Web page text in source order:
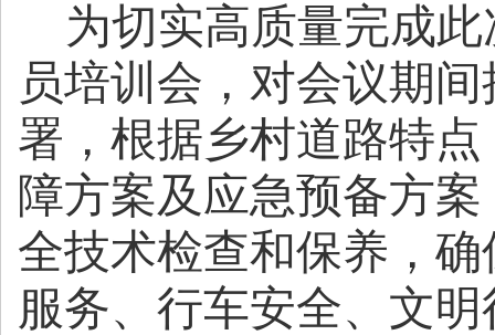
为切实高质量完成
员培训会，对会议期
署，根据乡村道路特
障方案及应急预备方
全技术检查和保养，
服务、行车安全、文